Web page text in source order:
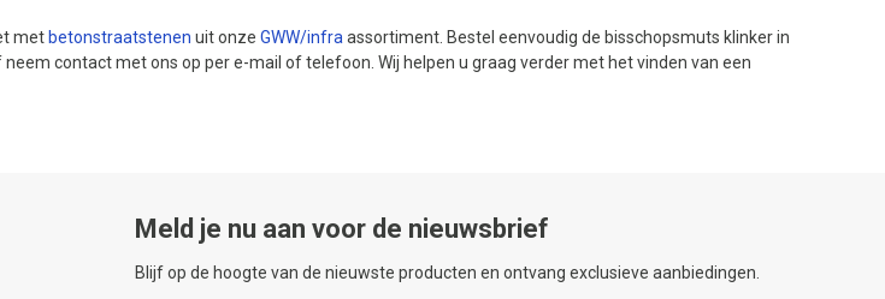
met betonstraatstenen uit onze GWW/infra assortiment. Bestel eenvoudig de bisschopsmuts klinker in
contact met ons op per e-mail of telefoon. Wij helpen u graag verder met het vinden van een
Meld je nu aan voor de nieuwsbrief
Blijf op de hoogte van de nieuwste producten en ontvang exclusieve aanbiedingen.